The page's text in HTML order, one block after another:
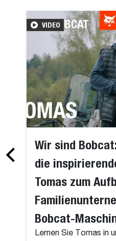
VIDEO
Wir sind
die
Tomas zum
Bobcat-
Lernen Sie Tomas in